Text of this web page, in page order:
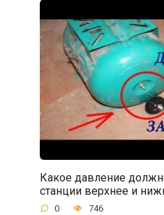
Какое давление
станции верхнее и
0 746